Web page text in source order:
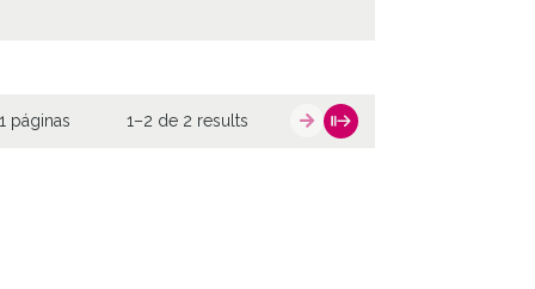
páginas 1–2 de 2 results